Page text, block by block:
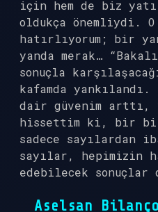
için hem de biz
oldukça önemliydi.
hatırlıyorum; bir
yanda merak…
sonuçla
kafamda
dair güvenim arttı,
hissettim ki, bir
sadece sayılardan
sayılar, hepimizin
edebilecek sonuçlar
Aselsan